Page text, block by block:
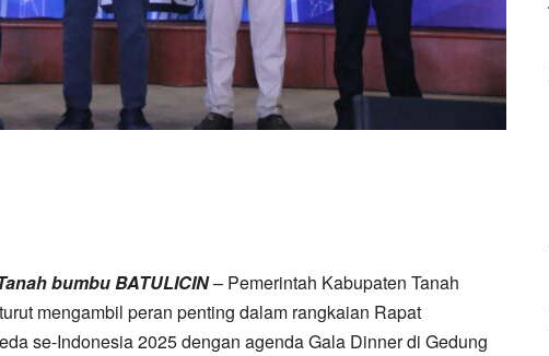
bumbu BATULICIN– Pemerintah Kabupaten Tanah
mengambil peran penting dalam rangkaian Rapat
se-Indonesia 2025 dengan agenda Gala Dinner di Gedung